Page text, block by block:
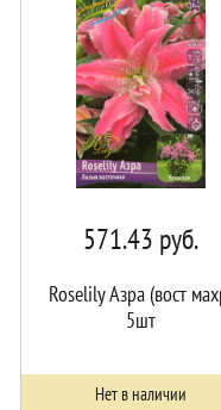
571.43 руб.
Roselily Азра (вост
5шт
Нет в наличии